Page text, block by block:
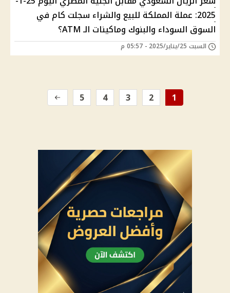
2025: عملة المملكة للبيع والشراء سجلت كام في
السوق السوداء والبنوك وماكينات الـ ATM؟
السبت 25/يناير/2025 - 05:57 م
1
2
3
4
5